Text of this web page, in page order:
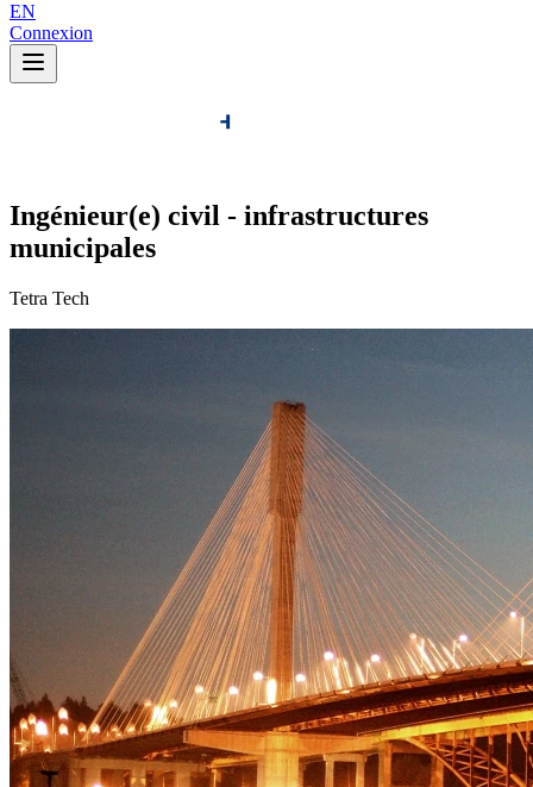
EN
Connexion
Ingénieur(e) civil - infrastructures
municipales
Tetra Tech